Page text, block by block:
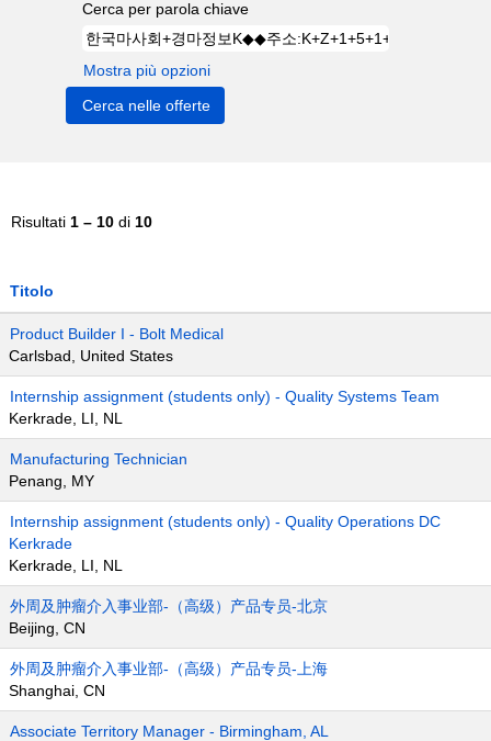
Cerca per parola chiave
Mostra più opzioni
Risultati 1 – 10 di 10
Titolo
Product Builder I - Bolt Medical
Carlsbad, United States
Internship assignment (students only) - Quality Systems Team
Kerkrade, LI, NL
Manufacturing Technician
Penang, MY
Internship assignment (students only) - Quality Operations DC
Kerkrade
Kerkrade, LI, NL
外周及肿瘤介入事业部-（高级）产品专员-北京
Beijing, CN
外周及肿瘤介入事业部-（高级）产品专员-上海
Shanghai, CN
Associate Territory Manager - Birmingham, AL